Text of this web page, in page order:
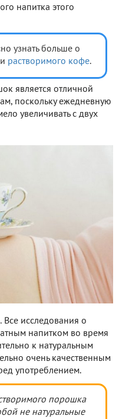
напитка этого
узнать больше о
и растворимого кофе.
является отличной
поскольку ежедневную
увеличивать с двух
Все исследования о
напитком во время
к натуральным
очень качественным
употреблением.
порошка
не натуральные